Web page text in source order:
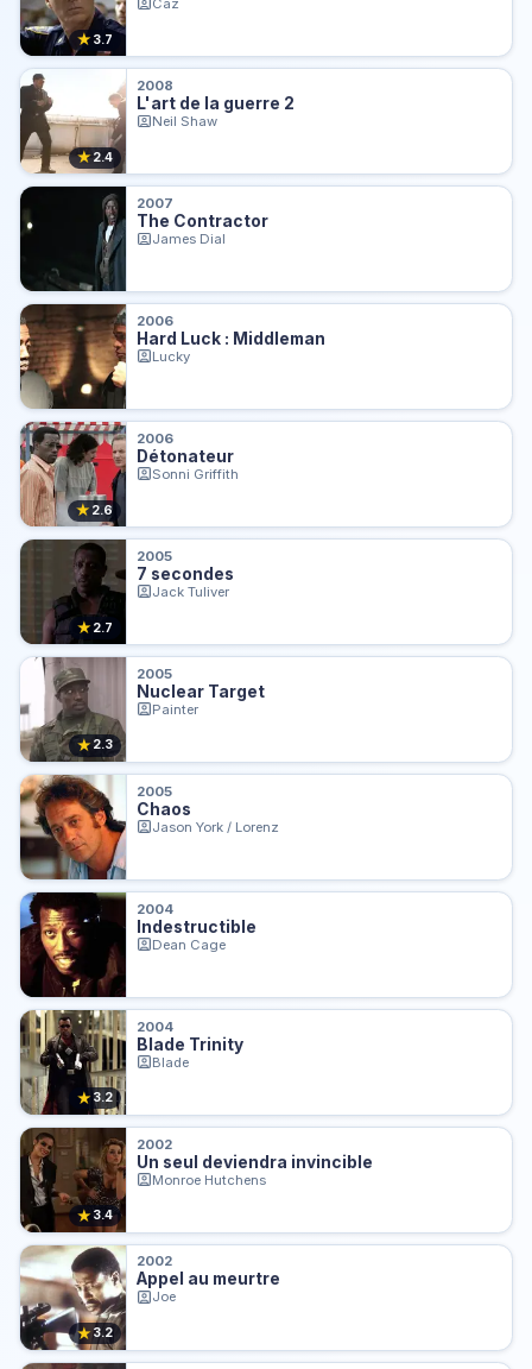
★ 3.7
Caz
★2.4
2008
L'art de la guerre 2
Neil Shaw
2007
The Contractor
James Dial
2006
Hard Luck : Middleman
Lucky
★ 2.6
2006
Détonateur
Sonni Griffith
★ 2.7
2005
7 secondes
Jack Tuliver
★2.3
2005
Nuclear Target
Painter
2005
Chaos
Jason York / Lorenz
2004
Indestructible
Dean Cage
★ 3.2
2004
Blade Trinity
Blade
★3.4
2002
Un seul deviendra invincible
Monroe Hutchens
★3.2
2002
Appel au meurtre
Joe